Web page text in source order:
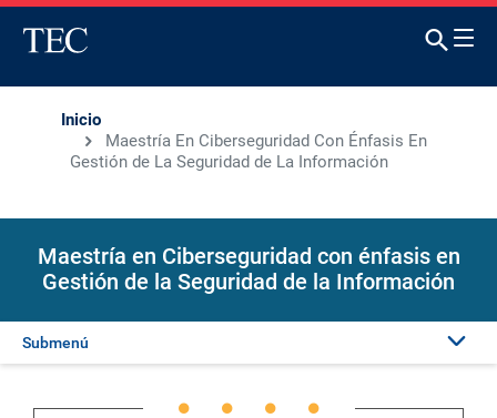
Inicio
Maestría En Ciberseguridad Con Énfasis En
Gestión de La Seguridad de La Información
Maestría en Ciberseguridad con énfasis en
Gestión de la Seguridad de la Información
Submenú